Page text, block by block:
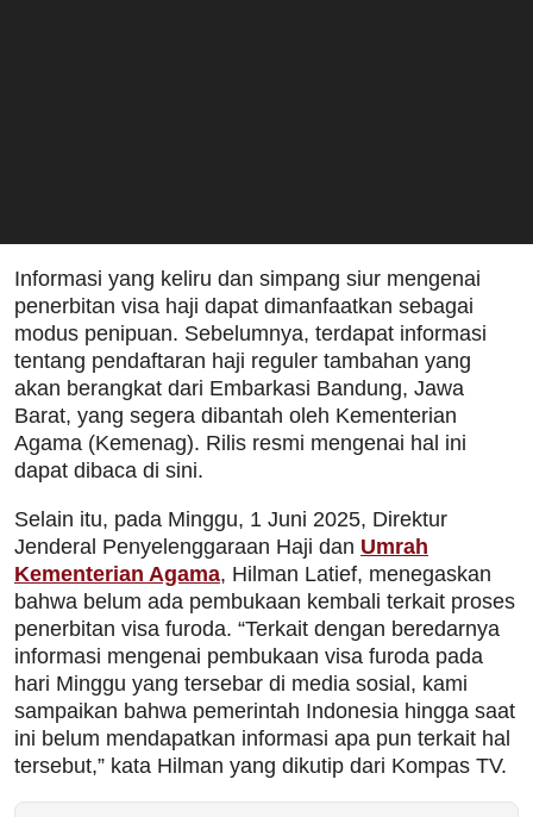
Informasi yang keliru dan simpang siur mengenai
penerbitan visa haji dapat dimanfaatkan sebagai
modus penipuan. Sebelumnya, terdapat informasi
tentang pendaftaran haji reguler tambahan yang
akan berangkat dari Embarkasi Bandung, Jawa
Barat, yang segera dibantah oleh Kementerian
Agama (Kemenag). Rilis resmi mengenai hal ini
dapat dibaca di sini.
Selain itu, pada Minggu, 1 Juni 2025, Direktur
Jenderal Penyelenggaraan Haji dan Umrah
Kementerian Agama, Hilman Latief, menegaskan
bahwa belum ada pembukaan kembali terkait proses
penerbitan visa furoda. “Terkait dengan beredarnya
informasi mengenai pembukaan visa furoda pada
hari Minggu yang tersebar di media sosial, kami
sampaikan bahwa pemerintah Indonesia hingga saat
ini belum mendapatkan informasi apa pun terkait hal
tersebut,” kata Hilman yang dikutip dari Kompas TV.